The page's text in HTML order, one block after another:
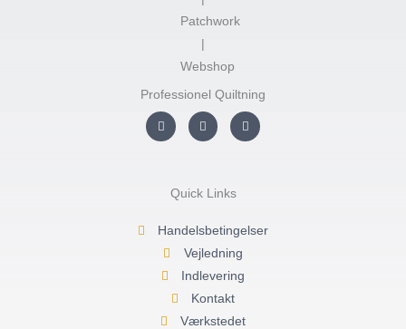
Professionel Quiltning
I
n
s
F
a
c
o
k
Y
o
u
Quick Links
Handelsbetingelser
Vejledning
Indlevering
Kontakt
Værkstedet